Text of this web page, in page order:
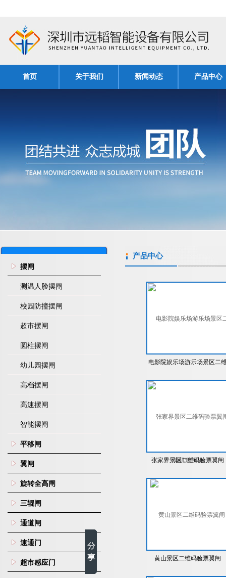
首页 关于我们 新闻动态 产品中心
摆闸
测温人脸摆闸
校园防撞摆闸
超市摆闸
圆柱摆闸
幼儿园摆闸
高档摆闸
高速摆闸
智能摆闸
平移闸
翼闸
旋转全高闸
三辊闸
通道闸
速通门
超市感应门
产品中心
电影院娱乐场游乐场景区二
张家界景区二维码验票翼闸
黄山景区二维码验票翼闸